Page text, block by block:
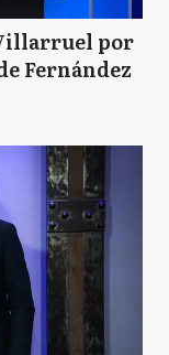
por
Fernández